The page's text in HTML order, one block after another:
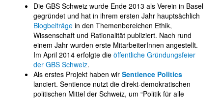
Die GBS Schweiz wurde Ende 2013 als Verein in Basel
gegründet und hat in ihrem ersten Jahr hauptsächlich
Blogbeiträge in den Themenbereichen Ethik,
Wissenschaft und Rationalität publiziert. Nach rund
einem Jahr wurden erste MitarbeiterInnen angestellt.
Im April 2014 erfolgte die öffentliche Gründungsfeier
der GBS Schweiz.
Als erstes Projekt haben wir Sentience Politics
lanciert. Sentience nutzt die direkt-demokratischen
politischen Mittel der Schweiz, um “Politik für alle